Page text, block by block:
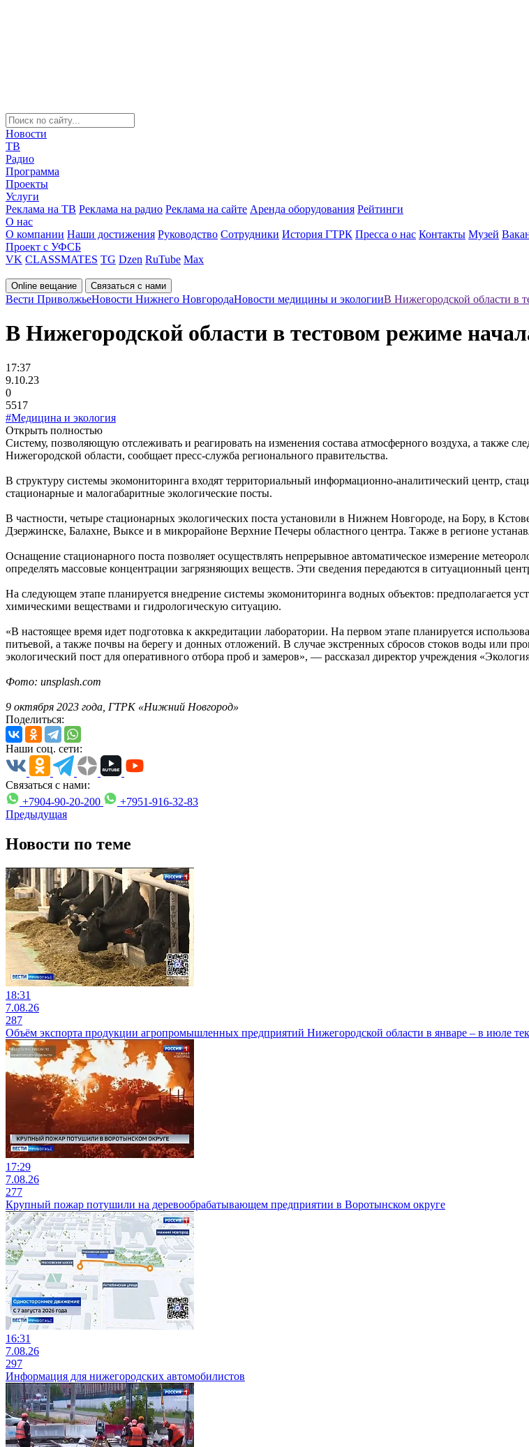
Новости
ТВ
Радио
Программа
Проекты
Услуги
Реклама на ТВ Реклама на радио Реклама на сайте Аренда оборудования Рейтинги
О нас
О компании Наши достижения Руководство Сотрудники История ГТРК Пресса о нас Контакты Музей
Проект с УФСБ
VK CLASSMATES TG Dzen RuTube Max
Online вещание Связаться с нами
Вести ПриволжьеНовости Нижнего НовгородаНовости медицины и экологииВ Нижегородской области в
В Нижегородской области в тестовом режиме
17:37
9.10.23
0
5517
#Медицина и экология
Открыть полностью
Систему, позволяющую отслеживать и реагировать на изменения состава атмосферного воздуха, а также
Нижегородской области, сообщает пресс-служба регионального правительства.
В структуру системы экомониторинга входят территориальный информационно-аналитический центр,
стационарные и малогабаритные экологические посты.
В частности, четыре стационарных экологических поста установили в Нижнем Новгороде, на Бору, в
Дзержинске, Балахне, Выксе и в микрорайоне Верхние Печеры областного центра. Также в регионе
Оснащение стационарного поста позволяет осуществлять непрерывное автоматическое измерение
определять массовые концентрации загрязняющих веществ. Эти сведения передаются в ситуационный
На следующем этапе планируется внедрение системы экомониторинга водных объектов: предполагается
химическими веществами и гидрологическую ситуацию.
«В настоящее время идет подготовка к аккредитации лаборатории. На первом этапе планируется
питьевой, а также почвы на берегу и донных отложений. В случае экстренных сбросов стоков воды или
экологический пост для оперативного отбора проб и замеров», — рассказал директор учреждения
Фото: unsplash.com
9 октября 2023 года, ГТРК «Нижний Новгород»
Поделиться:
Наши соц. сети:
Связаться с нами:
+7904-90-20-200
+7951-916-32-83
Предыдущая
Новости по теме
18:31
7.08.26
287
Объём экспорта продукции агропромышленных предприятий Нижегородской области в январе – в июле
17:29
7.08.26
277
Крупный пожар потушили на деревообрабатывающем предприятии в Воротынском округе
16:31
7.08.26
297
Информация для нижегородских автомобилистов